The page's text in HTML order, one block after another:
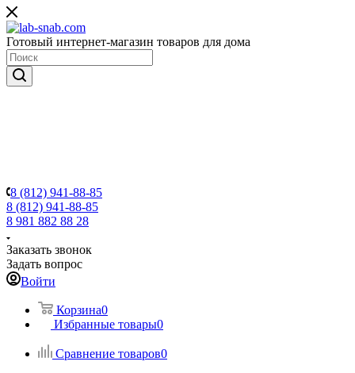
Готовый интернет-магазин товаров для дома
8 (812) 941-88-85
8 (812) 941-88-85
8 981 882 88 28
Заказать звонок
Задать вопрос
Войти
Корзина0
Избранные товары0
Сравнение товаров0